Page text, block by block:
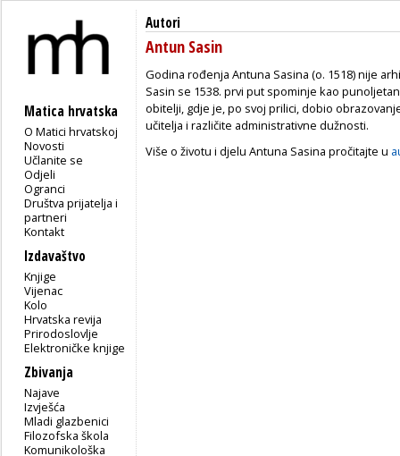
Matica hrvatska
O Matici hrvatskoj
Novosti
Učlanite se
Odjeli
Ogranci
Društva prijatelja i
partneri
Kontakt
Izdavaštvo
Knjige
Vijenac
Kolo
Hrvatska revija
Prirodoslovlje
Elektroničke knjige
Zbivanja
Najave
Izvješća
Mladi glazbenici
Filozofska škola
Komunikološka
Autori
Antun Sasin
Godina rođenja Antuna Sasina (o. 1518) nije
Sasin se 1538. prvi put spominje kao
obitelji, gdje je, po svoj prilici, dobio
učitelja i različite administrativne dužnosti.
Više o životu i djelu Antuna Sasina pročitajte u